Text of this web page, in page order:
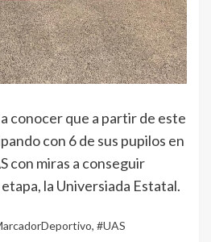
conocer que a partir de este
con 6 de sus pupilos en
con miras a conseguir
la Universiada Estatal.
, #UAS